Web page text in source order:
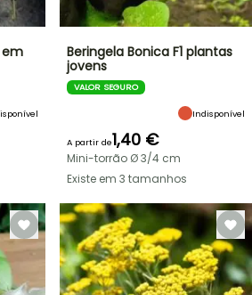
em
Beringela Bonica F1 plantas
jovens
VALOR SEGURO
Indisponível
A partir de1,40 €
Mini-torrão Ø 3/4 cm
Existe em 3 tamanhos